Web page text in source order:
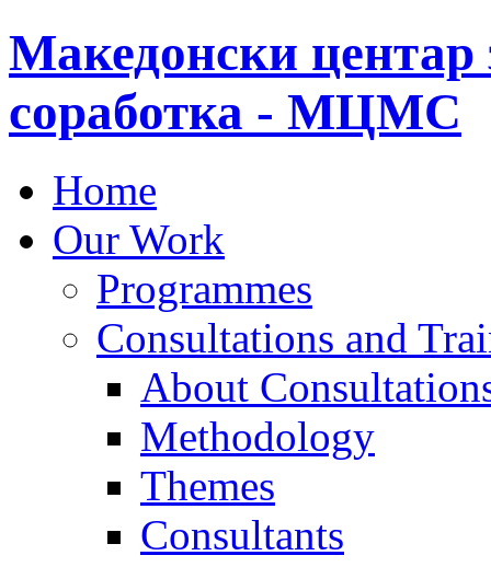
Македонски центар
соработка - МЦМС
Home
Our Work
Programmes
Consultations and
About
Methodology
Themes
Consultants